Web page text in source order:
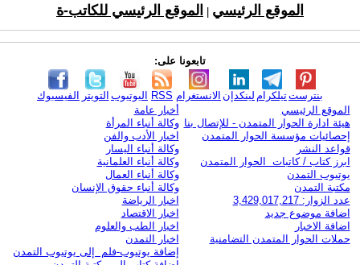
الموقع الرئيسي الموقع الرئيسي للكاتب-ة
تابعونا على:
الفيسبوك التويتر اليوتيوب RSS الانستغرام لينكدإن تيلكرامبنترست
الموقع الرئيسي
هيئة ادارة الحوار المتمدن - للإتصال بنا
إحصائيات مؤسسة الحوار المتمدن
قواعد النشر
ابرز كتاب / كاتبات الحوار المتمدن
يوتيوب التمدن
مكتبة التمدن
عدد الزوار: 3,429,017,217
اضافة موضوع جديد
اضافة الاخبار
حملات الحوار المتمدن التضامنية
أخبار عامة
وكالة أنباء المرأة
اخبار الأدب والفن
وكالة أنباء اليسار
وكالة أنباء العلمانية
وكالة أنباء العمال
وكالة أنباء حقوق الإنسان
اخبار الرياضة
اخبار الاقتصاد
اخبار الطب والعلوم
اخبار التمدن
إضافة يوتيوب-فلم إلى يوتيوب التمدن